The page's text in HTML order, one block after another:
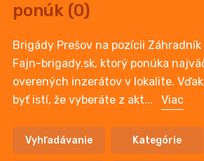
ponúk (0)
Brigády Prešov na pozícii
Fajn-brigady.sk, ktorý ponúka
overených inzerátov v lokalite.
byť istí, že vyberáte z akt... Viac
Vyhľadávanie Kategórie